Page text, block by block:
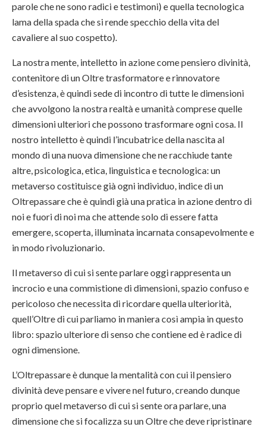
parole che ne sono radici e testimoni) e quella tecnologica
lama della spada che si rende specchio della vita del
cavaliere al suo cospetto).
La nostra mente, intelletto in azione come pensiero divinità,
contenitore di un Oltre trasformatore e rinnovatore
d’esistenza, è quindi sede di incontro di tutte le dimensioni
che avvolgono la nostra realtà e umanità comprese quelle
dimensioni ulteriori che possono trasformare ogni cosa. Il
nostro intelletto è quindi l’incubatrice della nascita al
mondo di una nuova dimensione che ne racchiude tante
altre, psicologica, etica, linguistica e tecnologica: un
metaverso costituisce già ogni individuo, indice di un
Oltrepassare che è quindi già una pratica in azione dentro di
noi e fuori di noi ma che attende solo di essere fatta
emergere, scoperta, illuminata incarnata consapevolmente e
in modo rivoluzionario.
Il metaverso di cui si sente parlare oggi rappresenta un
incrocio e una commistione di dimensioni, spazio confuso e
pericoloso che necessita di ricordare quella ulteriorità,
quell’Oltre di cui parliamo in maniera così ampia in questo
libro: spazio ulteriore di senso che contiene ed è radice di
ogni dimensione.
L’Oltrepassare è dunque la mentalità con cui il pensiero
divinità deve pensare e vivere nel futuro, creando dunque
proprio quel metaverso di cui si sente ora parlare, una
dimensione che si focalizza su un Oltre che deve ripristinare